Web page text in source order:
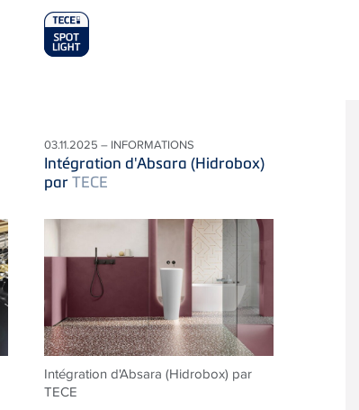
03.11.2025 – INFORMATIONS
Intégration d'Absara (Hidrobox)
parTECE
Intégration d'Absara (Hidrobox) par
TECE